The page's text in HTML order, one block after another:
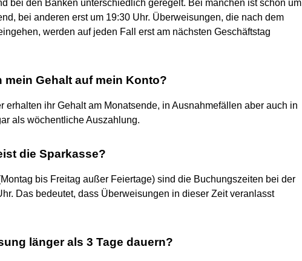
bei den Banken unterschiedlich geregelt. Bei manchen ist schon um
bei anderen erst um 19:30 Uhr. Überweisungen, die nach dem
werden auf jeden Fall erst am nächsten Geschäftstag
mein Gehalt auf mein Konto?
erhalten ihr Gehalt am Monatsende, in Ausnahmefällen aber auch in
als wöchentliche Auszahlung.
die Sparkasse?
bis Freitag außer Feiertage) sind die Buchungszeiten bei der
Das bedeutet, dass Überweisungen in dieser Zeit veranlasst
länger als 3 Tage dauern?